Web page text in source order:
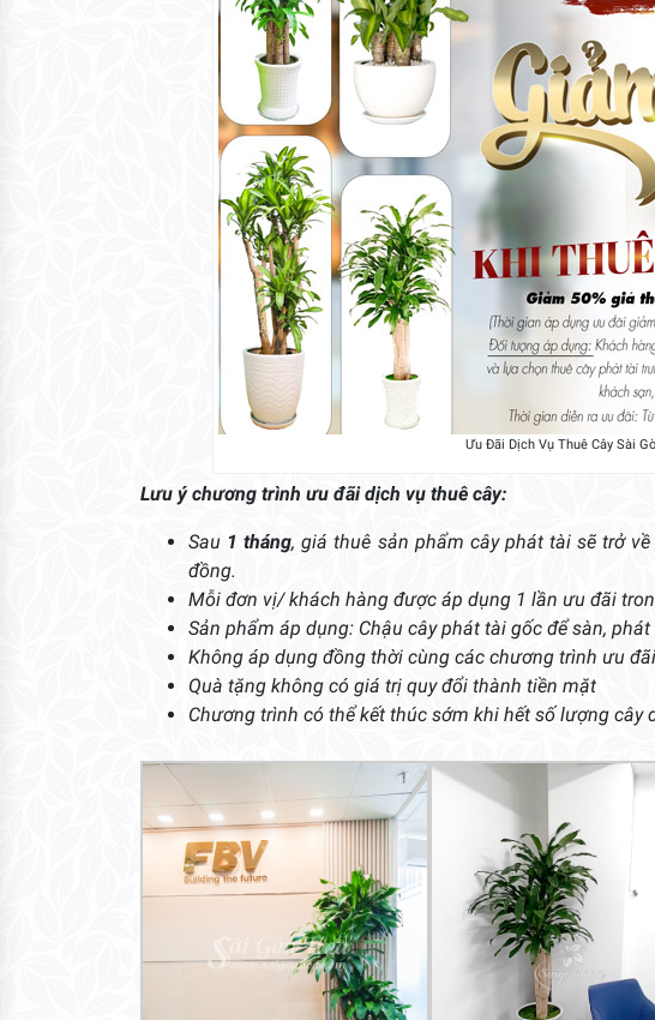
Ưu Đãi Dịch Vụ Thuê Cây Sài
Lưu ý chương trình ưu đãi dịch vụ thuê cây:
Sau 1 tháng, giá thuê sản phẩm cây phát tài sẽ trở
đồng.
Mỗi đơn vị/ khách hàng được áp dụng 1 lần ưu đãi
Sản phẩm áp dụng: Chậu cây phát tài gốc để sàn,
Không áp dụng đồng thời cùng các chương trình ưu
Quà tặng không có giá trị quy đổi thành tiền mặt
Chương trình có thể kết thúc sớm khi hết số lượng cây